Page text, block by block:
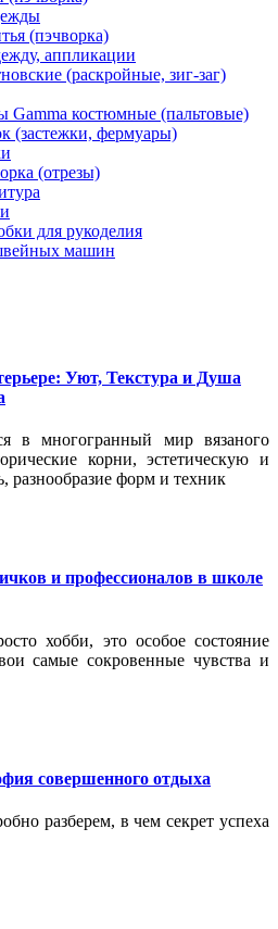
(пэчворка)
аппликации
(раскройные, зиг-заг)
Gamma костюмные (пальтовые)
(застежки, фермуары)
(отрезы)
для рукоделия
машин
Уют, Текстура и Душа
в многогранный мир вязаного
корни, эстетическую и
разнообразие форм и техник
и профессионалов в школе
хобби, это особое состояние
самые сокровенные чувства и
совершенного отдыха
разберем, в чем секрет успеха